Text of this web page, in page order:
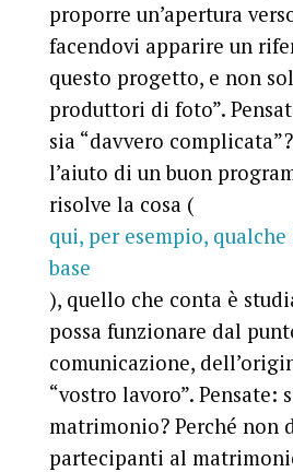
proporre un’apertura
facendovi apparire un
questo progetto, e non
produttori di foto”.
sia “davvero
l’aiuto di un buon
risolve la cosa (
qui, per esempio,
base
), quello che conta è
possa funzionare dal
comunicazione,
“vostro lavoro”.
matrimonio? Perché non
partecipanti al